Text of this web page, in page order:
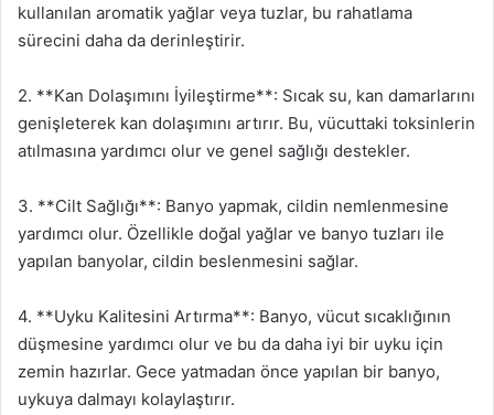
kullanılan aromatik yağlar veya tuzlar, bu rahatlama
sürecini daha da derinleştirir.
2. **Kan Dolaşımını İyileştirme**: Sıcak su, kan damarlarını
genişleterek kan dolaşımını artırır. Bu, vücuttaki toksinlerin
atılmasına yardımcı olur ve genel sağlığı destekler.
3. **Cilt Sağlığı**: Banyo yapmak, cildin nemlenmesine
yardımcı olur. Özellikle doğal yağlar ve banyo tuzları ile
yapılan banyolar, cildin beslenmesini sağlar.
4. **Uyku Kalitesini Artırma**: Banyo, vücut sıcaklığının
düşmesine yardımcı olur ve bu da daha iyi bir uyku için
zemin hazırlar. Gece yatmadan önce yapılan bir banyo,
uykuya dalmayı kolaylaştırır.